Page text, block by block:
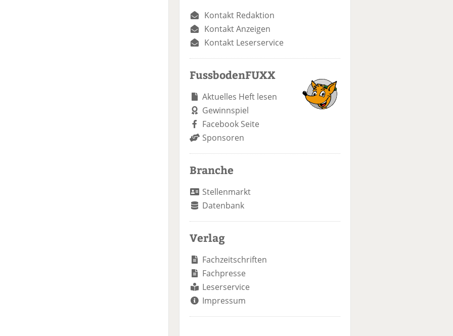
Kontakt Redaktion
Kontakt Anzeigen
Kontakt Leserservice
FussbodenFUXX
Aktuelles Heft lesen
Gewinnspiel
Facebook Seite
Sponsoren
Branche
Stellenmarkt
Datenbank
Verlag
Fachzeitschriften
Fachpresse
Leserservice
Impressum